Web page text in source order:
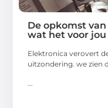
De opkomst
wat het voor
Elektronica verovert
uitzondering. we zien